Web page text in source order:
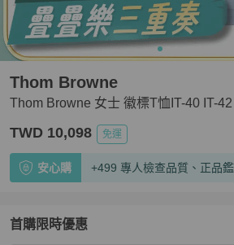
Thom Browne 女士 徽標T恤IT-40 IT-
Thom Browne
TWD 10,098 免運
安心購 +499 專人檢查品質、正品
首購限時優惠